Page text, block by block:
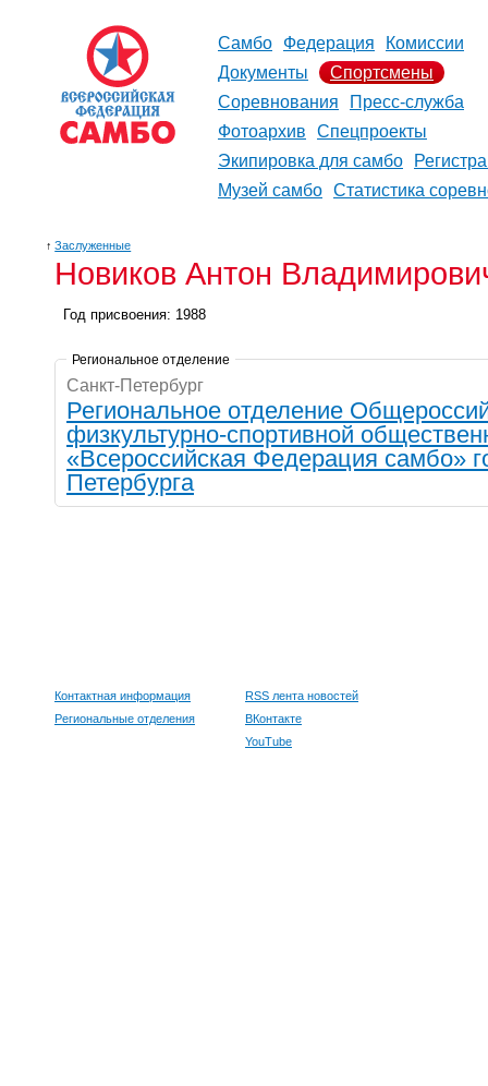
Самбо Федерация
Комиссии
Документы
Спортсмены
Соревнования
Пресс-служба
Фотоархив
Спецпроекты
Экипировка для самбо
Музей самбо Статистика
↑ Заслуженные
Новиков Антон
Год присвоения: 1988
Региональное отделение
Санкт-Петербург
Региональное отделение
физкультурно-спортивной
«Всероссийская Федерация самбо»
Петербурга
Контактная информация
Региональные отделения
RSS лента новостей
ВКонтакте
YouTube